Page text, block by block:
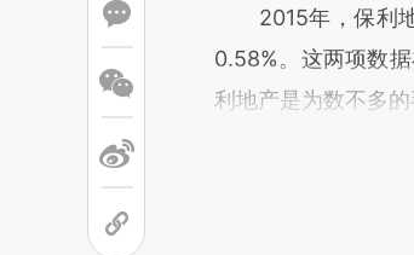
2015年，保利地
0.58%。这两项数
利地产是为数不多的